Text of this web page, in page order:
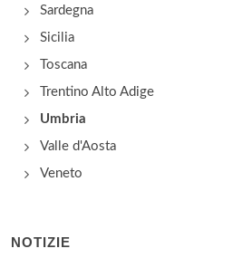
Sardegna
Sicilia
Toscana
Trentino Alto Adige
Umbria
Valle d'Aosta
Veneto
NOTIZIE